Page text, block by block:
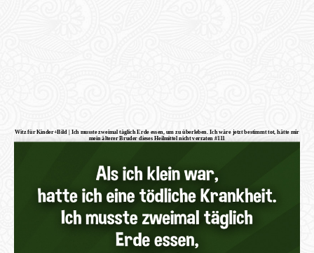
Witz für Kinder+Bild | Ich musste zweimal täglich Erde essen, um zu überleben. Ich wäre jetzt bestimmt tot, hätte mir
mein älterer Bruder dieses Heilmittel nicht verraten #111